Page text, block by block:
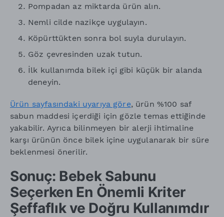
Pompadan az miktarda ürün alın.
Nemli cilde nazikçe uygulayın.
Köpürttükten sonra bol suyla durulayın.
Göz çevresinden uzak tutun.
İlk kullanımda bilek içi gibi küçük bir alanda
deneyin.
Ürün sayfasındaki uyarıya göre, ürün %100 saf
sabun maddesi içerdiği için gözle temas ettiğinde
yakabilir. Ayrıca bilinmeyen bir alerji ihtimaline
karşı ürünün önce bilek içine uygulanarak bir süre
beklenmesi önerilir.
Sonuç: Bebek Sabunu
Seçerken En Önemli Kriter
Şeffaflık ve Doğru Kullanımdır